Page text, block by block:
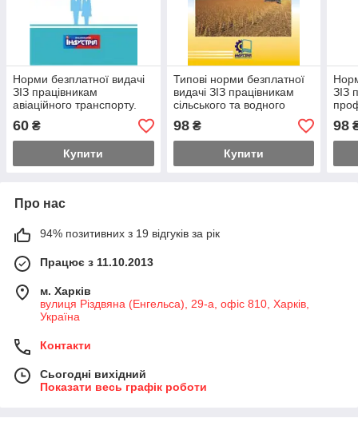
Норми безплатної видачі
ЗІЗ працівникам
авіаційного транспорту.
НПАОП 62.0-3.01-08
60 ₴
Купити
Типові норми безплатної
видачі ЗІЗ працівникам
сільського та водного
господарства. НПАОП
0.00-3.01-98
98₴
Купити
ЗІЗ
98
Про нас
94% позитивних з 19 відгуків за рік
Працює з 11.10.2013
м. Харків
вулиця Різдвяна (Енгельса), 29-а, офіс 810, Харків,
Україна
Контакти
Сьогодні вихідний
Показати весь графік роботи